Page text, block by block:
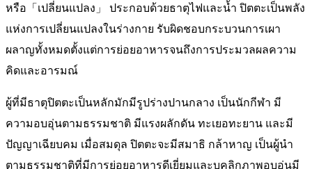
หรือ「เปลี่ยนแปลง」 ประกอบด้วยธาตุไฟและน้ำ ปิตตะเป็นพลัง
แห่งการเปลี่ยนแปลงในร่างกาย รับผิดชอบกระบวนการเผา
ผลาญทั้งหมดตั้งแต่การย่อยอาหารจนถึงการประมวลผลความ
คิดและอารมณ์
ผู้ที่มีธาตุปิตตะเป็นหลักมักมีรูปร่างปานกลาง เป็นนักกีฬา มี
ความอบอุ่นตามธรรมชาติ มีแรงผลักดัน ทะเยอทะยาน และมี
ปัญญาเฉียบคม เมื่อสมดุล ปิตตะจะมีสมาธิ กล้าหาญ เป็นผู้นำ
ตามธรรมชาติที่มีการย่อยอาหารดีเยี่ยมและบุคลิกภาพอบอุ่นมี